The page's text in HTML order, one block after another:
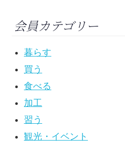
会員カテゴリー
暮らす
買う
食べる
加工
習う
観光・イベント